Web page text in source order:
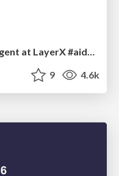
Built Our Own Background Agent at LayerX #aidevex_findy
9 4.6k